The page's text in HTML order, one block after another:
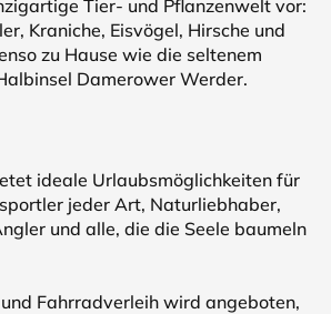
Tier- und Pflanzenwelt vor:
Kraniche, Eisvögel, Hirsche und
zu Hause wie die seltenem
Damerower Werder.
ideale Urlaubsmöglichkeiten für
jeder Art, Naturliebhaber,
und alle, die die Seele baumeln
Fahrradverleih wird angeboten,